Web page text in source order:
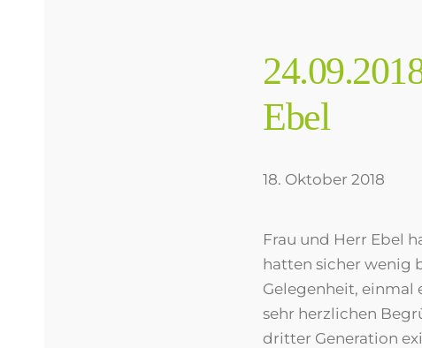
Ebel
18. Oktober 2018
Frau und Herr Ebel
hatten sicher wenig
Gelegenheit, einmal
sehr herzlichen
dritter Generation